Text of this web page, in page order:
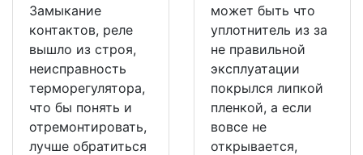
Замыкание
контактов, реле
вышло из строя,
неисправность
терморегулятора,
что бы понять и
отремонтировать,
лучше обратиться
может быть что
уплотнитель из за
не правильной
эксплуатации
покрылся липкой
пленкой, а если
вовсе не
открывается,